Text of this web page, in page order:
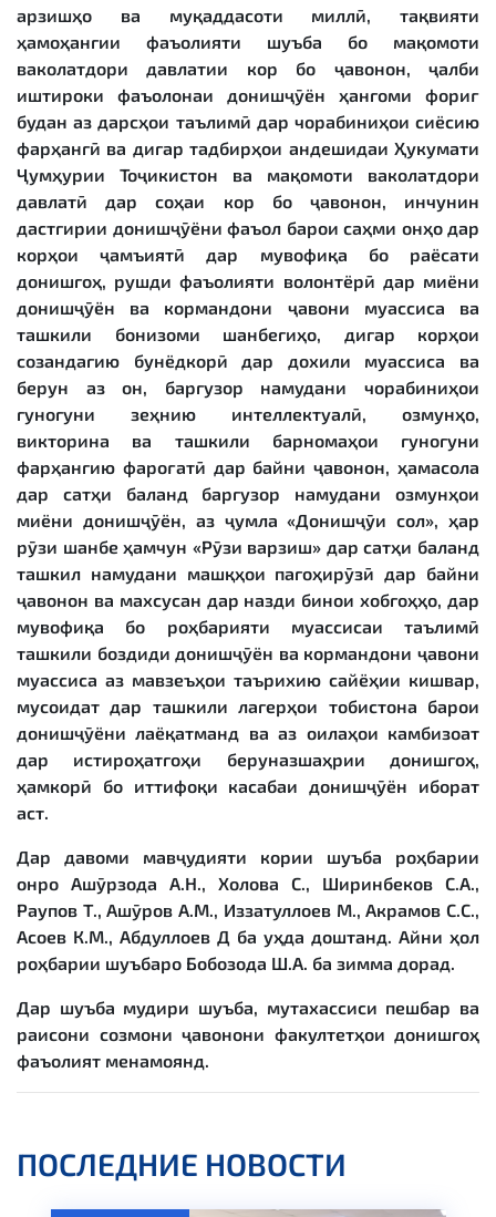
арзишҳо ва муқаддасоти миллӣ, тақвияти
ҳамоҳангии фаъолияти шуъба бо мақомоти
ваколатдори давлатии кор бо ҷавонон, ҷалби
иштироки фаъолонаи донишҷӯён ҳангоми фориғ
будан аз дарсҳои таълимӣ дар чорабиниҳои сиёсию
фарҳангӣ ва дигар тадбирҳои андешидаи Ҳукумати
Ҷумҳурии Тоҷикистон ва мақомоти ваколатдори
давлатӣ дар соҳаи кор бо ҷавонон, инчунин
дастгирии донишҷӯёни фаъол барои саҳми онҳо дар
корҳои ҷамъиятӣ дар мувофиқа бо раёсати
донишгоҳ, рушди фаъолияти волонтёрӣ дар миёни
донишҷӯён ва кормандони ҷавони муассиса ва
ташкили бонизоми шанбегиҳо, дигар корҳои
созандагию бунёдкорӣ дар дохили муассиса ва
берун аз он, баргузор намудани чорабиниҳои
гуногуни зеҳнию интеллектуалӣ, озмунҳо,
викторина ва ташкили барномаҳои гуногуни
фарҳангию фароғатӣ дар байни ҷавонон, ҳамасола
дар сатҳи баланд баргузор намудани озмунҳои
миёни донишҷӯён, аз ҷумла «Донишҷӯи сол», ҳар
рӯзи шанбе ҳамчун «Рӯзи варзиш» дар сатҳи баланд
ташкил намудани машқҳои пагоҳирӯзӣ дар байни
ҷавонон ва махсусан дар назди бинои хобгоҳҳо, дар
мувофиқа бо роҳбарияти муассисаи таълимӣ
ташкили боздиди донишҷӯён ва кормандони ҷавони
муассиса аз мавзеъҳои таърихию сайёҳии кишвар,
мусоидат дар ташкили лагерҳои тобистона барои
донишҷӯёни лаёқатманд ва аз оилаҳои камбизоат
дар истироҳатгоҳи беруназшаҳрии донишгоҳ,
ҳамкорӣ бо иттифоқи касабаи донишҷӯён иборат
аст.
Дар давоми мавҷудияти кории шуъба роҳбарии
онро Ашӯрзода А.Н., Холова С., Ширинбеков С.А.,
Раупов Т., Ашӯров А.М., Иззатуллоев М., Акрамов С.С.,
Асоев К.М., Абдуллоев Д ба уҳда доштанд. Айни ҳол
роҳбарии шуъбаро Бобозода Ш.А. ба зимма дорад.
Дар шуъба мудири шуъба, мутахассиси пешбар ва
раисони созмони ҷавонони факултетҳои донишгоҳ
фаъолият менамоянд.
ПОСЛЕДНИЕ НОВОСТИ